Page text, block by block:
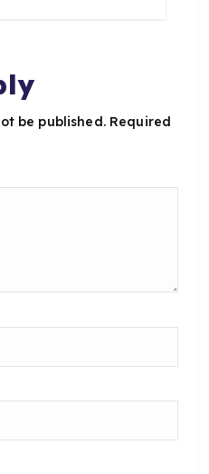
be published. Required